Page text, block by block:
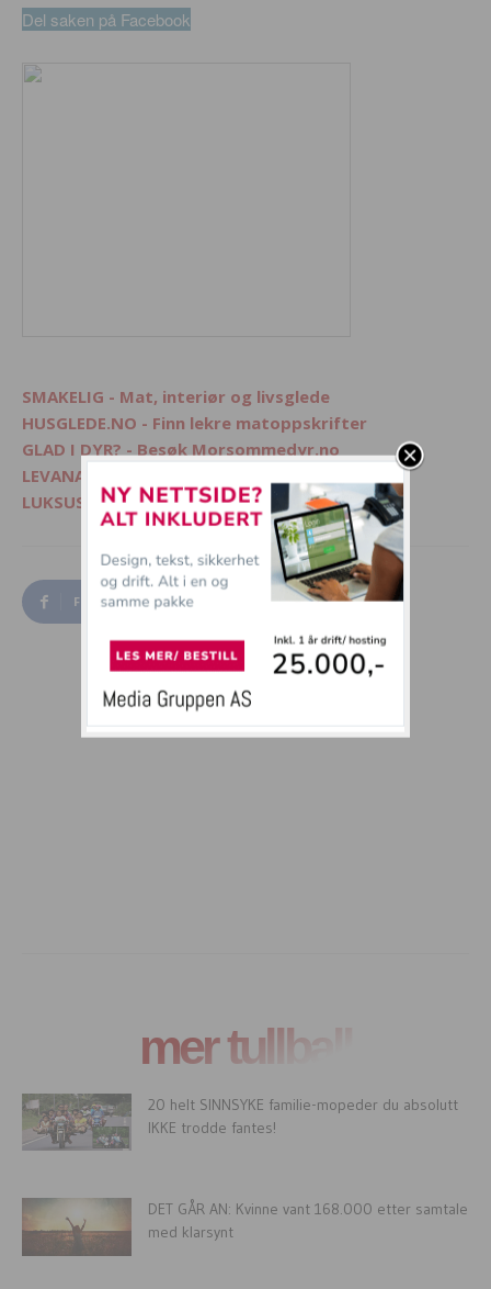
Del saken på Facebook
SMAKELIG - Mat, interiør og livsglede
HUSGLEDE.NO - Finn lekre matoppskrifter
GLAD I DYR? - Besøk Morsommedyr.no
LEVANA.NO - Kvinnemagasin på nett
LUKSUSFERIE.NO - Ferie på sitt beste
Facebook
mer tullball
20 helt SINNSYKE familie-mopeder du absolutt
IKKE trodde fantes!
DET GÅR AN: Kvinne vant 168.000 etter samtale
med klarsynt